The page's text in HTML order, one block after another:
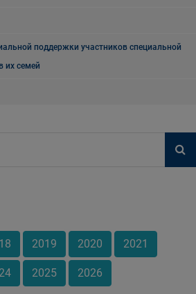
поддержки участников специальной
их семей
2019 2020 2021
2025 2026